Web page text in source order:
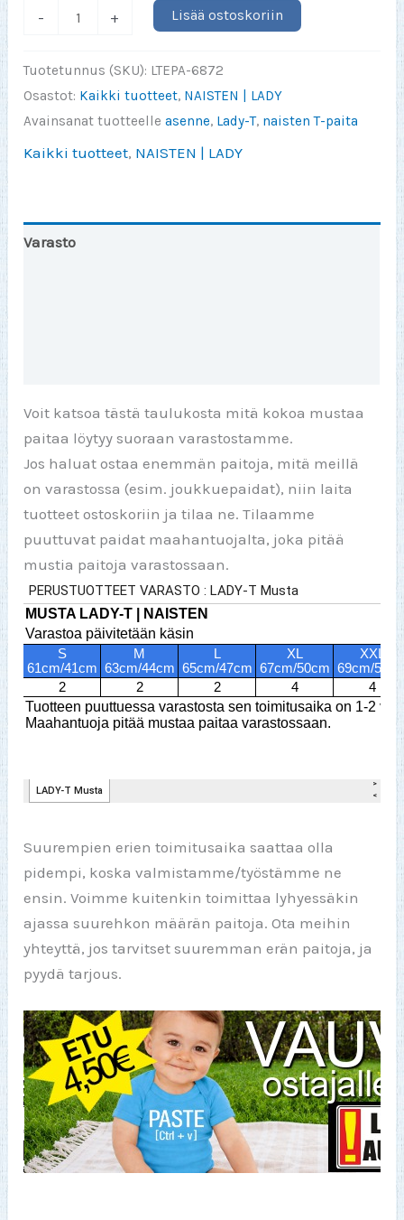
-
Synnyin
täydelliseksi
(LADY)
+ Lisää ostoskoriin
Tuotetunnus (SKU): LTEPA-6872
Osastot: Kaikki tuotteet, NAISTEN | LADY
Avainsanat tuotteelleasenne, Lady-T, naisten T-paita
Kaikki tuotteet, NAISTEN | LADY
Varasto
Voit katsoa tästä taulukosta mitä kokoa mustaa
paitaa löytyy suoraan varastostamme.
Jos haluat ostaa enemmän paitoja, mitä meillä
on varastossa (esim. joukkuepaidat), niin laita
tuotteet ostoskoriin ja tilaa ne. Tilaamme
puuttuvat paidat maahantuojalta, joka pitää
mustia paitoja varastossaan.
Suurempien erien toimitusaika saattaa olla
pidempi, koska valmistamme/työstämme ne
ensin. Voimme kuitenkin toimittaa lyhyessäkin
ajassa suurehkon määrän paitoja. Ota meihin
yhteyttä, jos tarvitset suuremman erän paitoja, ja
pyydä tarjous.